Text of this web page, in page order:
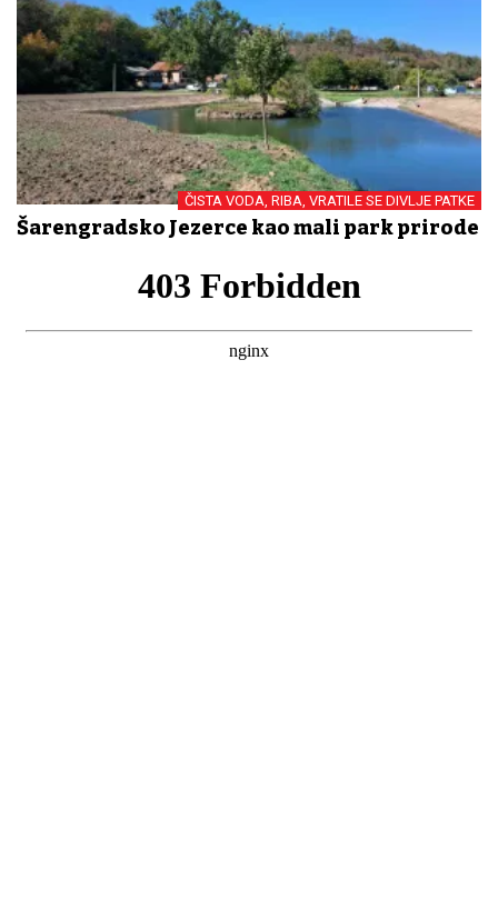
ČISTA VODA, RIBA, VRATILE SE DIVLJE PATKE
Šarengradsko Jezerce kao mali park prirode